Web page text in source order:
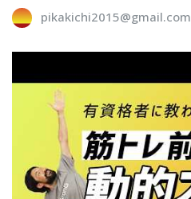
pikakichi2015@gmail.com